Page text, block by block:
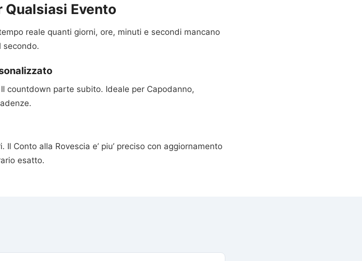
Qualsiasi Evento
reale quanti giorni, ore, minuti e secondi mancano
secondo.
countdown parte subito. Ideale per Capodanno,
Conto alla Rovescia e’ piu’ preciso con aggiornamento
esatto.